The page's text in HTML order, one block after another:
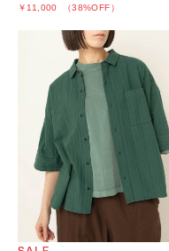
￥11,000 （38%OFF）